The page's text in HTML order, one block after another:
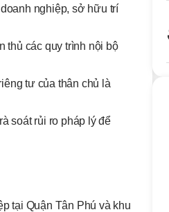
nghiệp, sở hữu trí
thủ các quy trình nội bộ
tư của thân chủ là
soát rủi ro pháp lý để
tại Quận Tân Phú và khu